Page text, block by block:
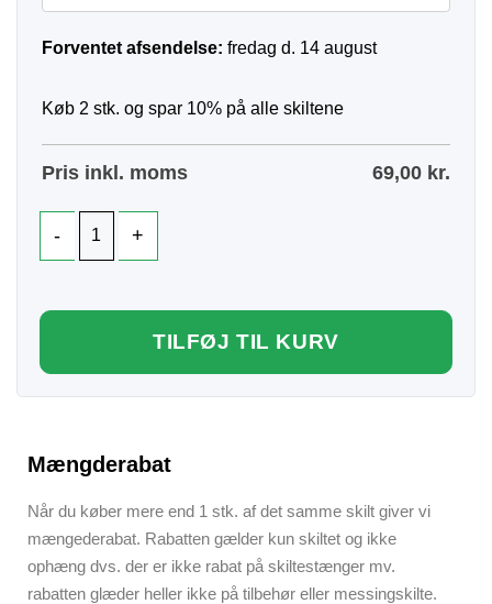
Forventet afsendelse: fredag d. 14 august
Køb 2 stk. og spar 10% på alle skiltene
Pris inkl. moms 69,00 kr.
TILFØJ TIL KURV
Mængderabat
Når du køber mere end 1 stk. af det samme skilt giver vi
mængederabat. Rabatten gælder kun skiltet og ikke
ophæng dvs. der er ikke rabat på skiltestænger mv.
rabatten glæder heller ikke på tilbehør eller messingskilte.